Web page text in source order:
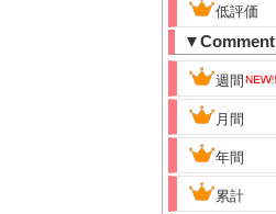
低評価
▼Comment
週間
月間
年間
累計